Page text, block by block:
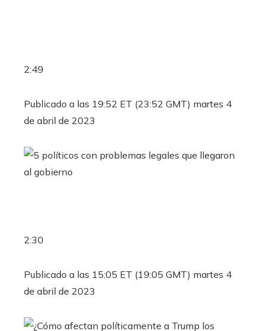
2:49
Publicado a las 19:52 ET (23:52 GMT) martes 4
de abril de 2023
2:30
Publicado a las 15:05 ET (19:05 GMT) martes 4
de abril de 2023